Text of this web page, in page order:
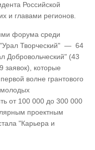
Российской
и главами регионов.
форума среди
Творческий" — 64
Добровольческий" (43
заявок), которые
волне грантового
молодых
от 100 000 до 300 000
проектным
"Карьера и